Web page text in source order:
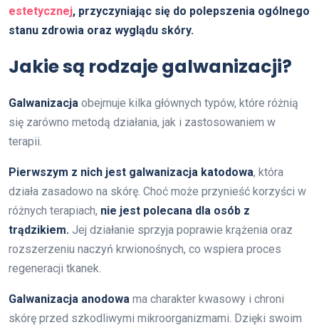
estetycznej, przyczyniając się do polepszenia ogólnego
stanu zdrowia oraz wyglądu skóry.
Jakie są rodzaje galwanizacji?
Galwanizacja obejmuje kilka głównych typów, które różnią
się zarówno metodą działania, jak i zastosowaniem w
terapii.
Pierwszym z nich jest galwanizacja katodowa, która
działa zasadowo na skórę. Choć może przynieść korzyści w
różnych terapiach, nie jest polecana dla osób z
trądzikiem. Jej działanie sprzyja poprawie krążenia oraz
rozszerzeniu naczyń krwionośnych, co wspiera proces
regeneracji tkanek.
Galwanizacja anodowa ma charakter kwasowy i chroni
skórę przed szkodliwymi mikroorganizmami. Dzięki swoim